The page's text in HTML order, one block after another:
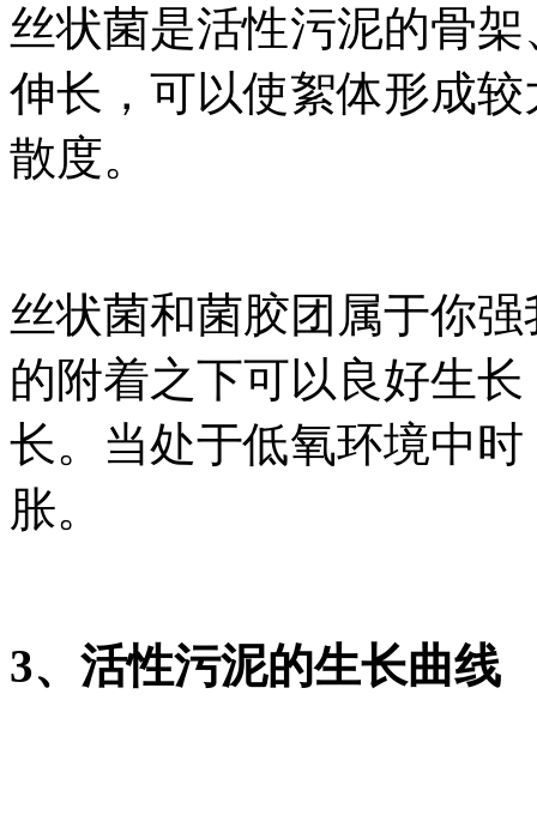
丝状菌是活性污泥的骨
伸长，可以使絮体形成
散度。
丝状菌和菌胶团属于你
的附着之下可以良好生
长。当处于低氧环境中
胀。
3、活性污泥的生长曲线